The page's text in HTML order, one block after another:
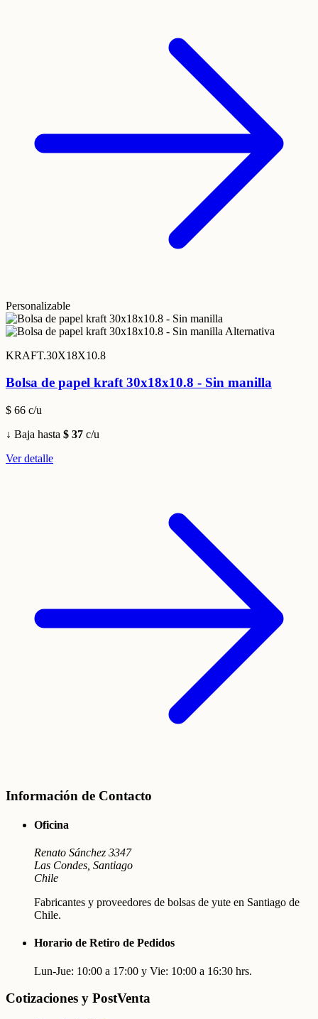
Personalizable
KRAFT.30X18X10.8
Bolsa de papel kraft 30x18x10.8 - Sin manilla
$ 66 c/u
↓ Baja hasta $ 37 c/u
Ver detalle
Información de Contacto
Oficina
Renato Sánchez 3347
Las Condes, Santiago
Chile
Fabricantes y proveedores de bolsas de yute en Santiago de
Chile.
Horario de Retiro de Pedidos
Lun-Jue: 10:00 a 17:00 y Vie: 10:00 a 16:30 hrs.
Cotizaciones y PostVenta